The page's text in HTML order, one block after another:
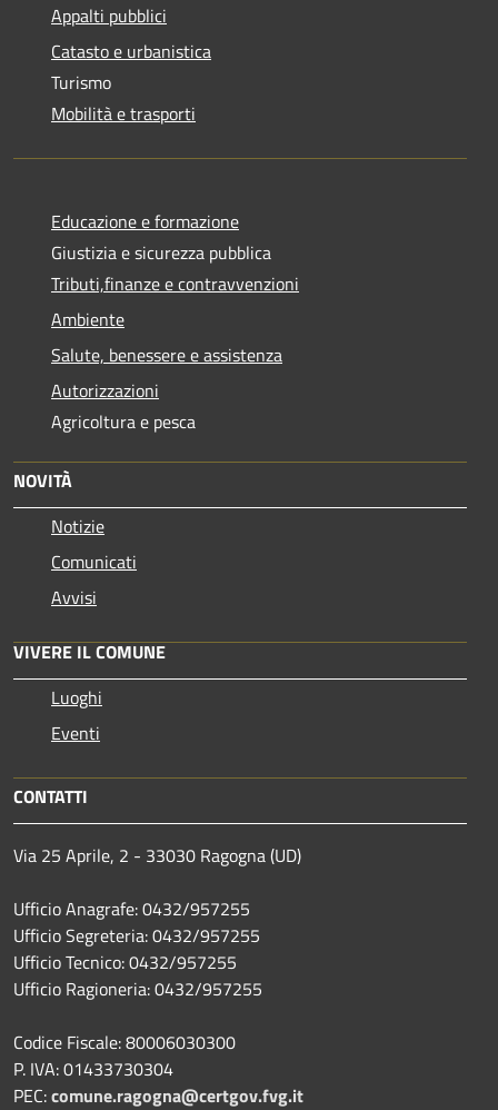
Appalti pubblici
Catasto e urbanistica
Turismo
Mobilità e trasporti
Educazione e formazione
Giustizia e sicurezza pubblica
Tributi,finanze e contravvenzioni
Ambiente
Salute, benessere e assistenza
Autorizzazioni
Agricoltura e pesca
NOVITÀ
Notizie
Comunicati
Avvisi
VIVERE IL COMUNE
Luoghi
Eventi
CONTATTI
Via 25 Aprile, 2 - 33030 Ragogna (UD)
Ufficio Anagrafe: 0432/957255
Ufficio Segreteria: 0432/957255
Ufficio Tecnico: 0432/957255
Ufficio Ragioneria: 0432/957255
Codice Fiscale: 80006030300
P. IVA: 01433730304
PEC:comune.ragogna@certgov.fvg.it